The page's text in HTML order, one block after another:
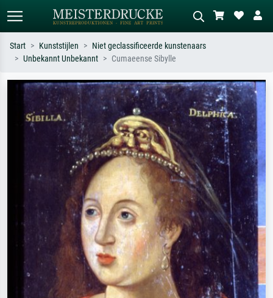
Zoek op kunstenaar, titel of stijl – bijv.
Monet, Sterrennacht, impressionisme,
Hokusai-golf, naakt.
Beschrijf de scène – bijv. groene
weide, abstract met veel rood, donker
olieverfschilderij, staand naakt naast
een boom.
Start Kunststijlen
Niet geclassificeerde kunstenaars
Unbekannt Unbekannt
Cumaeense Sibylle